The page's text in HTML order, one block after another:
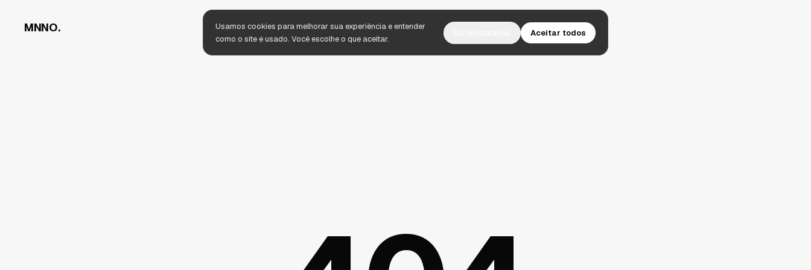
MNNO.
Usamos cookies para melhorar sua experiência e entender
como o site é usado. Você escolhe o que aceitar.
Aceitar todos